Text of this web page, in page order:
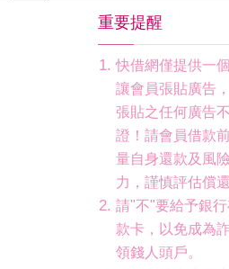
重要提醒
快借網僅提供一
讓會員張貼廣告
張貼之任何廣告
證！請會員借款
量自身還款及風
力，謹慎評估償還
請"不"要給予銀
款卡，以免成為
領錢人頭戶。